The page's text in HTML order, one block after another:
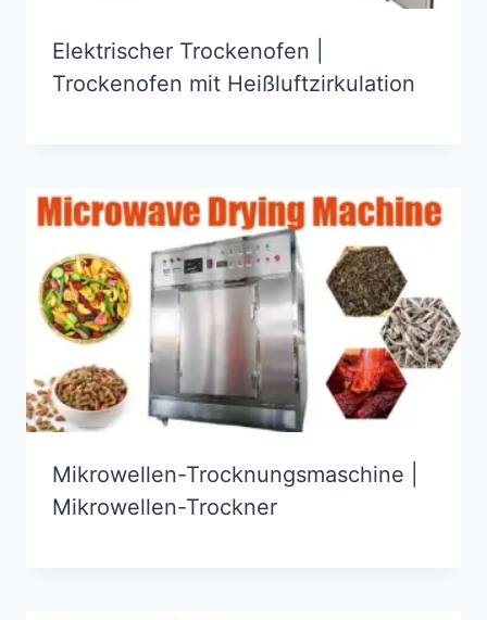
Elektrischer Trockenofen |
Trockenofen mit Heißluftzirkulation
Mikrowellen-Trocknungsmaschine |
Mikrowellen-Trockner